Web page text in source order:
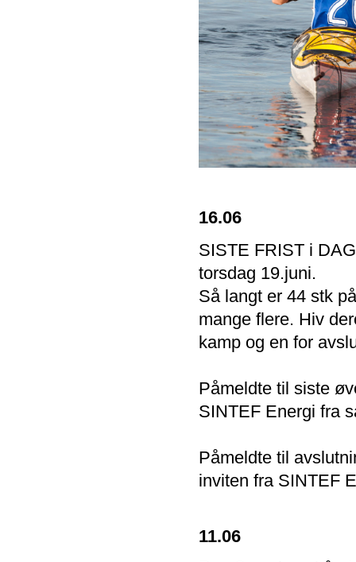
16.06
SISTE FRIST i
torsdag 19.juni.
Så langt er 44 stk
mange flere. Hiv
kamp og en for
Påmeldte til siste
SINTEF Energi fra
Påmeldte til
inviten fra SINTEF
11.06